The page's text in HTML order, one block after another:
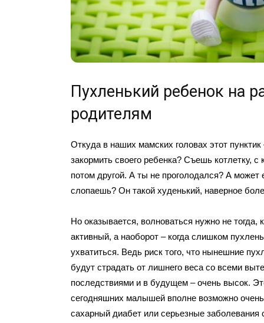
Пухленький ребенок на
родителям
Откуда в наших мамских головах этот пунктик
закормить своего ребенка? Съешь котлетку, с
потом другой. А ты не проголодался? А может
слопаешь? Он такой худенький, наверное
Но оказывается, волноваться нужно не тогда,
активный, а наоборот – когда слишком
ухватиться. Ведь риск того, что нынешние
будут страдать от лишнего веса со всеми
последствиями и в будущем – очень высок.
сегодняшних малышей вполне возможно очень
сахарный диабет или серьезные заболевания